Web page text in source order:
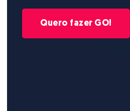
Quero fazer GO!